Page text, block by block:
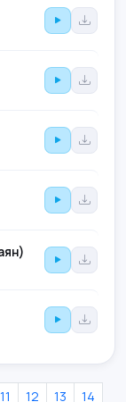
11 12 13 14